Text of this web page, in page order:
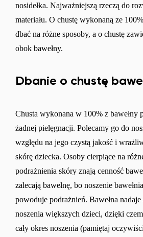
nosidełka. Najważniejszą rzeczą do
materiału. O chustę wykonaną ze
dbać na różne sposoby, a o chustę
obok bawełny.
Dbanie o chustę
Chusta wykonana w 100% z bawełny
żadnej pielęgnacji. Polecamy go do
względu na jego czystą jakość i
skórę dziecka. Osoby cierpiące na
podrażnienia skóry znają cenność
zalecają bawełnę, bo noszenie
powoduje podrażnień. Bawełna
noszenia większych dzieci, dzięki
cały okres noszenia (pamiętaj